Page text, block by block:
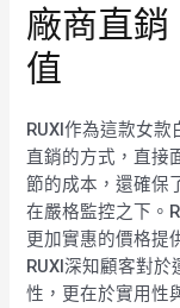
廠商直
值
RUXI作為這款女
直銷的方式，直接
節的成本，還確保
在嚴格監控之下。
更加實惠的價格提
RUXI深知顧客對
性，更在於實用性